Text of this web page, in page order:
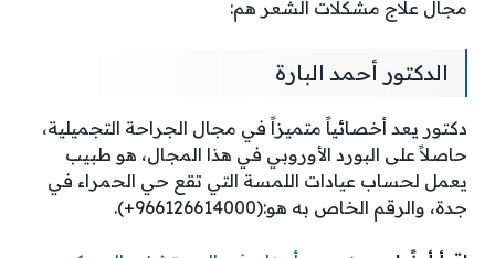
مجال علاج مشكلات الشعر هم:
الدكتور أحمد البارة
دكتور يعد أخصائياً متميزاً في مجال الجراحة التجميلية،
حاصلاً على البورد الأوروبي في هذا المجال، هو طبيب
يعمل لحساب عيادات اللمسة التي تقع حي الحمراء في
جدة، والرقم الخاص به هو:(966126614000+).